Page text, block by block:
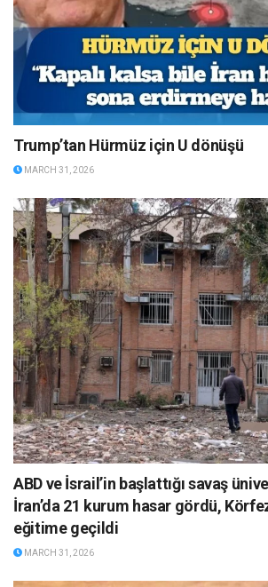
Trump’tan Hürmüz için U dönüşü
MARCH 31, 2026
ABD ve İsrail’in başlattığı savaş
İran’da 21 kurum hasar gördü,
eğitime geçildi
MARCH 31, 2026